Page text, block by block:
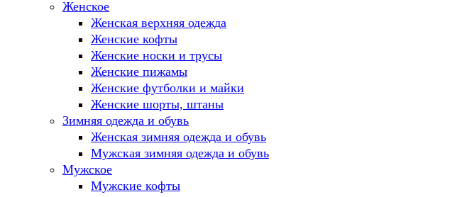
Женское
Женская верхняя одежда
Женские кофты
Женские носки и трусы
Женские пижамы
Женские футболки и майки
Женские шорты, штаны
Зимняя одежда и обувь
Женская зимняя одежда и обувь
Мужская зимняя одежда и обувь
Мужское
Мужские кофты